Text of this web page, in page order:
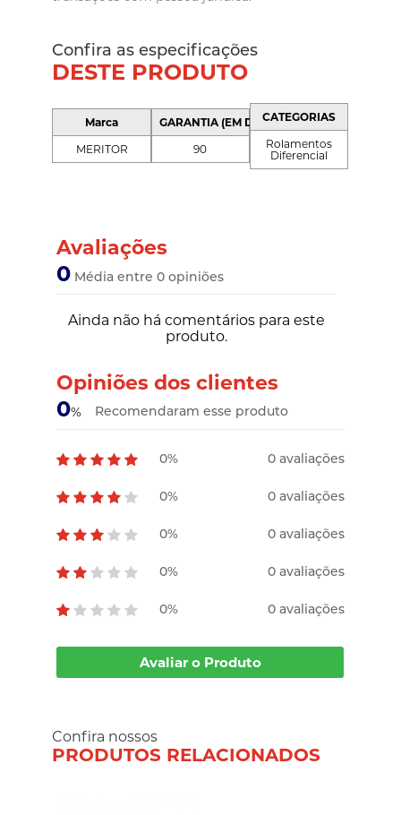
Confira as especificações
DESTE PRODUTO
Marca
MERITOR
GARANTIA (EM DIAS)
90
CATEGORIAS
Rolamentos
Diferencial
Avaliações
0 Média entre 0 opiniões
Ainda não há comentários para este
produto.
Opiniões dos clientes
0% Recomendaram esse produto
0% 0 avaliações
0% 0 avaliações
0% 0 avaliações
0% 0 avaliações
0% 0 avaliações
Avaliar o Produto
Confira nossos
PRODUTOS RELACIONADOS